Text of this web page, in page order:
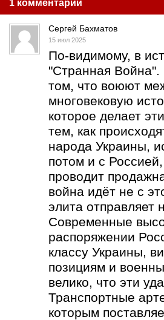
1 комментарий
Сергей Бахматов
15 июл 2025
По-видимому, в
"Странная Война".
том, что воюют
многовековую
которое делает
тем, как
народа Украины,
потом и с
проводит
война идёт не с
элита отправляет
Современные
распоряжении
классу Украины,
позициям и
велико, что эти
Транспортные
которым